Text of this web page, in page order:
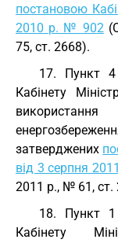
постановою
2010 р. № 902
75, ст. 2668).
17. Пункт
Кабінету
використання
затверджених
від 3 серпня
2011 р., № 61, ст.
18. Пункт
Кабінету